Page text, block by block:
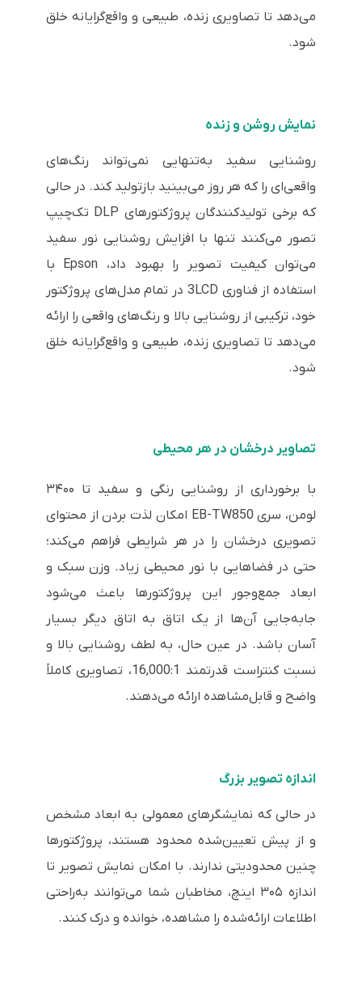
می‌دهد تا تصاویری زنده، طبیعی و واقع‌گرایانه خلق
شود.
نمایش روشن و زنده
روشنایی سفید به‌تنهایی نمی‌تواند رنگ‌های
واقعی‌ای را که هر روز می‌بینید بازتولید کند. در حالی‌
که برخی تولیدکنندگان پروژکتورهای DLP تک‌چیپ
تصور می‌کنند تنها با افزایش روشنایی نور سفید
می‌توان کیفیت تصویر را بهبود داد، Epson با
استفاده از فناوری 3LCD در تمام مدل‌های پروژکتور
خود، ترکیبی از روشنایی بالا و رنگ‌های واقعی را ارائه
می‌دهد تا تصاویری زنده، طبیعی و واقع‌گرایانه خلق
شود.
تصاویر درخشان در هر محیطی
با برخورداری از روشنایی رنگی و سفید تا ۳۴۰۰
لومن، سری EB-TW850 امکان لذت بردن از محتوای
تصویری درخشان را در هر شرایطی فراهم می‌کند؛
حتی در فضاهایی با نور محیطی زیاد. وزن سبک و
ابعاد جمع‌وجور این پروژکتورها باعث می‌شود
جابه‌جایی آن‌ها از یک اتاق به اتاق دیگر بسیار
آسان باشد. در عین حال، به لطف روشنایی بالا و
نسبت کنتراست قدرتمند 16,000:1، تصاویری کاملاً
واضح و قابل‌مشاهده ارائه می‌دهند.
اندازه تصویر بزرگ
در حالی‌ که نمایشگرهای معمولی به ابعاد مشخص
و از پیش تعیین‌شده محدود هستند، پروژکتورها
چنین محدودیتی ندارند. با امکان نمایش تصویر تا
اندازه ۳۰۵ اینچ، مخاطبان شما می‌توانند به‌راحتی
اطلاعات ارائه‌شده را مشاهده، خوانده و درک کنند.